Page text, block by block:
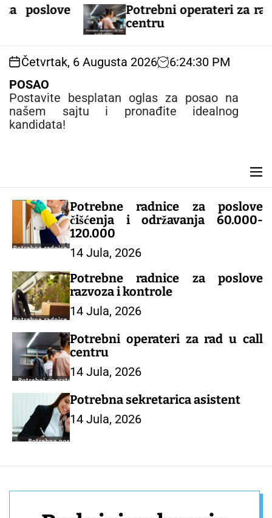
o
Potrebni operateri za rad u call
centru
Četvrtak, 6 Augusta 2026 6:24:30 PM
POSAO
Postavite besplatan oglas za posao na
našem sajtu i pronađite idealnog
kandidata!
M
e
n
u
Potrebne radnice za poslove
čišćenja i održavanja 60.000-
120.000
14 Jula, 2026
Potrebne radnice za poslove
razvoza i kontrole
14 Jula, 2026
Potrebni operateri za rad u call
centru
14 Jula, 2026
Potrebna sekretarica asistent
14 Jula, 2026